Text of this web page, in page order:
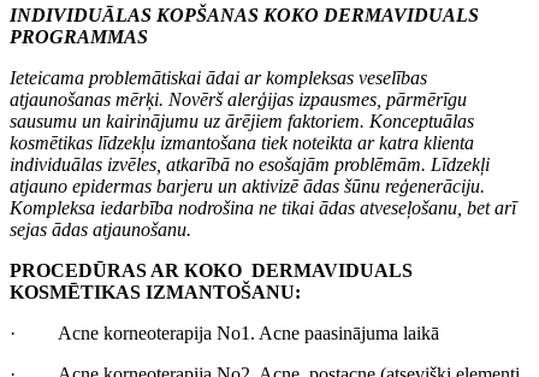
INDIVIDUĀLAS KOPŠANAS KOKO DERMAVIDUALS
PROGRAMMAS
Ieteicama problemātiskai ādai ar kompleksas veselības
atjaunošanas mērķi. Novērš alerģijas izpausmes, pārmērīgu
sausumu un kairinājumu uz ārējiem faktoriem. Konceptuālas
kosmētikas līdzekļu izmantošana tiek noteikta ar katra klienta
individuālas izvēles, atkarībā no esošajām problēmām. Līdzekļi
atjauno epidermas barjeru un aktivizē ādas šūnu reģenerāciju.
Kompleksa iedarbība nodrošina ne tikai ādas atveseļošanu, bet arī
sejas ādas atjaunošanu.
PROCEDŪRAS AR КОКО DERMAVIDUALS
KOSMĒTIKAS IZMANTOŠANU:
·
Acne korneoterapija No1. Acne paasinājuma laikā